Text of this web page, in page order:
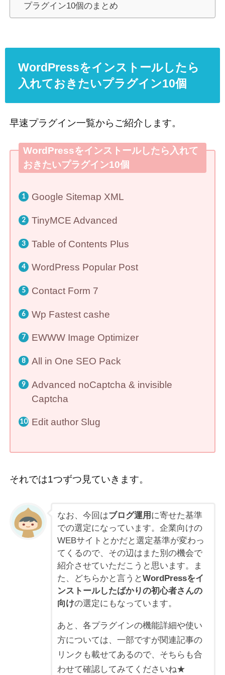
プラグイン10個のまとめ
WordPressをインストールしたら
入れておきたいプラグイン10個
早速プラグイン一覧からご紹介します。
WordPressをインストールしたら入れて
おきたいプラグイン10個
Google Sitemap XML
TinyMCE Advanced
Table of Contents Plus
WordPress Popular Post
Contact Form 7
Wp Fastest cashe
EWWW Image Optimizer
All in One SEO Pack
Advanced noCaptcha & invisible
Captcha
Edit author Slug
それでは1つずつ見ていきます。
なお、今回はブログ運用 に寄せた基準
での選定になっています。企業向けの
WEBサイトとかだと選定基準が変わっ
てくるので、その辺はまた別の機会で
紹介させていただこうと思います。ま
た、どちらかと言うとWordPressをイ
ンストールしたばかりの初心者さんの
向けの選定にもなっています。
あと、各プラグインの機能詳細や使い
方については、一部ですが関連記事の
リンクも載せてあるので、そちらも合
わせて確認してみてくださいね★